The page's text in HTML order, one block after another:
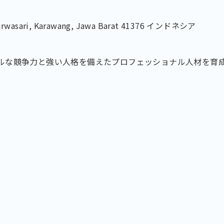
Karawang, Jawa Barat 41376 インドネシア
競争力と強い人格を備えたプロフェッショナル人材を育